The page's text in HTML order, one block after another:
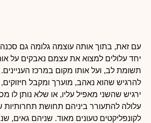
עם זאת, בתוך אותה עוצמה גלומה גם סכנה
יחד עלולים למצוא את עצמם נאבקים על
תשומת לב, ועל אותו מקום במרכז
להרגיש שהוא נאהב, מוערך ומקבל
ירגיש שהשני מאפיל עליו, או שלא נותן לו
עלולה להתעורר ביניהם תחושת תחרותיות
לקונפליקטים טעונים מאוד. שניהם גאים,